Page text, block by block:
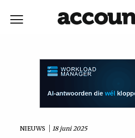
Vaktechniek
NIEUWS 18 juni 2025